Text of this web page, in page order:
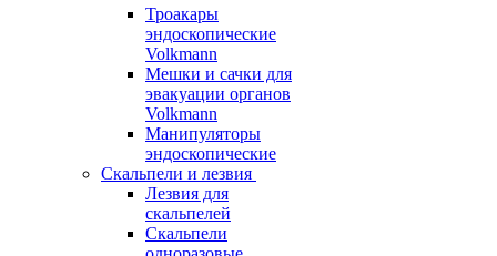
Троакары
эндоскопические
Volkmann
Мешки и сачки для
эвакуации органов
Volkmann
Манипуляторы
эндоскопические
Скальпели и лезвия
Лезвия для
скальпелей
Скальпели